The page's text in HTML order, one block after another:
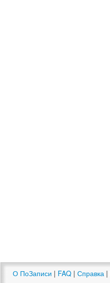
О ПоЗаписи | FAQ | Справка |